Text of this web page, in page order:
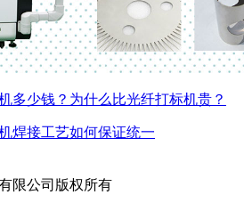
多少钱？为什么比光纤打标机贵？
焊接工艺如何保证统一
限公司版权所有